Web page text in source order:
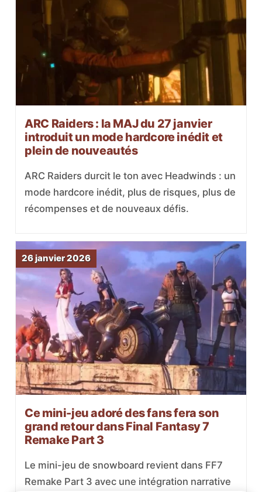
ARC Raiders : la MAJ du 27 janvier
introduit un mode hardcore inédit et
plein de nouveautés
ARC Raiders durcit le ton avec Headwinds : un
mode hardcore inédit, plus de risques, plus de
récompenses et de nouveaux défis.
26 janvier 2026
Ce mini-jeu adoré des fans fera son
grand retour dans Final Fantasy 7
Remake Part 3
Le mini-jeu de snowboard revient dans FF7
Remake Part 3 avec une intégration narrative